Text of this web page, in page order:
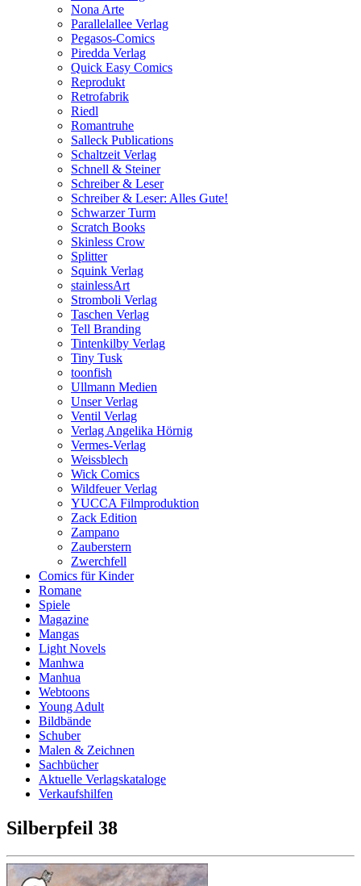
Nona Arte
Parallelallee Verlag
Pegasos-Comics
Piredda Verlag
Quick Easy Comics
Reprodukt
Retrofabrik
Riedl
Romantruhe
Salleck Publications
Schaltzeit Verlag
Schnell & Steiner
Schreiber & Leser
Schreiber & Leser: Alles Gute!
Schwarzer Turm
Scratch Books
Skinless Crow
Splitter
Squink Verlag
stainlessArt
Stromboli Verlag
Taschen Verlag
Tell Branding
Tintenkilby Verlag
Tiny Tusk
toonfish
Ullmann Medien
Unser Verlag
Ventil Verlag
Verlag Angelika Hörnig
Vermes-Verlag
Weissblech
Wick Comics
Wildfeuer Verlag
YUCCA Filmproduktion
Zack Edition
Zampano
Zauberstern
Zwerchfell
Comics für Kinder
Romane
Spiele
Magazine
Mangas
Light Novels
Manhwa
Manhua
Webtoons
Young Adult
Bildbände
Schuber
Malen & Zeichnen
Sachbücher
Aktuelle Verlagskataloge
Verkaufshilfen
Silberpfeil 38